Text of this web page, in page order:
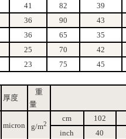
41 82 39
36 90 43
36 65 35
25 70 42
23 75 45
厚度
重
量
micron g/m2
cm 102
inch
40